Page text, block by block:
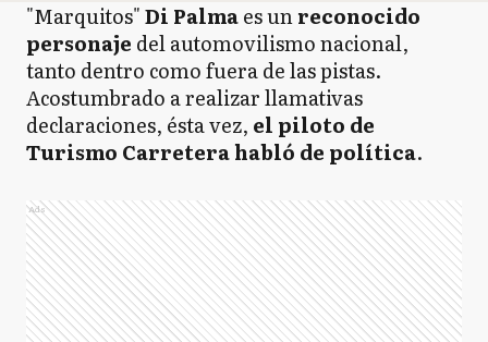
"Marquitos"Di Palmaes unreconocido
personaje del automovilismo nacional,
tanto dentro como fuera de las pistas.
Acostumbrado a realizar llamativas
declaraciones, ésta vez, el piloto de
Turismo Carretera habló de política.
Ads